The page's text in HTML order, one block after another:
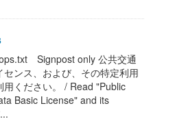
Signpost only 公共交通
ンス、および、その特定利用
ください。 / Read "Public
Basic License" and its